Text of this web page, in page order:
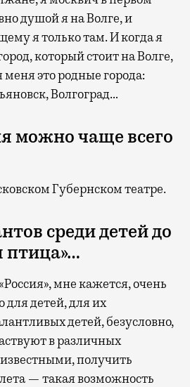
душой я на Волге, и
я только там. И когда я
который стоит на Волге,
меня это родные города:
Волгоград…
можно чаще всего
Губернском театре.
среди детей до
птица»…
мне кажется, очень
для детей, для их
детей, безусловно,
в различных
получить
— такая возможность